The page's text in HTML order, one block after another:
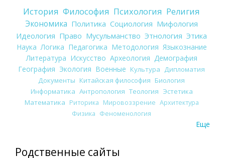
История Философия Психология Религия
Экономика Политика Социология Мифология
Идеология Право Мусульманство Этнология Этика
Наука Логика Педагогика Методология Языкознание
Литература Искусство Археология Демография
География Экология Военные Культура
Дипломатия
Документы Китайская философия Биология
Информатика Антропология Теология Эстетика
Математика Риторика Мировоззрение Архитектура
Физика Феноменология
Еще
Родственные сайты